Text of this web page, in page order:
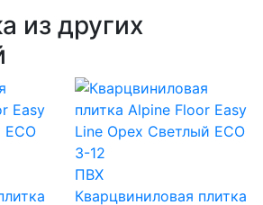
из других
ПВХ
Кварцвиниловая плитка